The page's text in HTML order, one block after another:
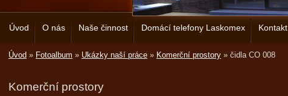
Úvod O nás Naše činnost Domácí telefony Laskomex Kontakt
Úvod » Fotoalbum » Ukázky naší práce » Komerční prostory » čidla CO 008
Komerční prostory